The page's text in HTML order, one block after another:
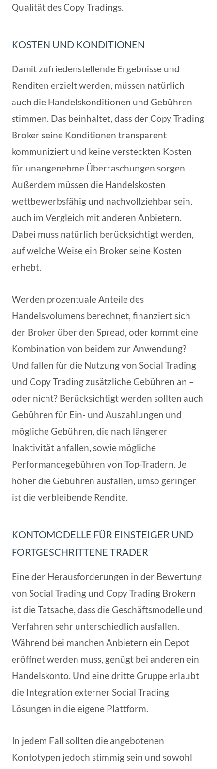
Qualität des Copy Tradings.
KOSTEN UND KONDITIONEN
Damit zufriedenstellende Ergebnisse und
Renditen erzielt werden, müssen natürlich
auch die Handelskonditionen und Gebühren
stimmen. Das beinhaltet, dass der Copy Trading
Broker seine Konditionen transparent
kommuniziert und keine versteckten Kosten
für unangenehme Überraschungen sorgen.
Außerdem müssen die Handelskosten
wettbewerbsfähig und nachvollziehbar sein,
auch im Vergleich mit anderen Anbietern.
Dabei muss natürlich berücksichtigt werden,
auf welche Weise ein Broker seine Kosten
erhebt.
Werden prozentuale Anteile des
Handelsvolumens berechnet, finanziert sich
der Broker über den Spread, oder kommt eine
Kombination von beidem zur Anwendung?
Und fallen für die Nutzung von Social Trading
und Copy Trading zusätzliche Gebühren an –
oder nicht? Berücksichtigt werden sollten auch
Gebühren für Ein- und Auszahlungen und
mögliche Gebühren, die nach längerer
Inaktivität anfallen, sowie mögliche
Performancegebühren von Top-Tradern. Je
höher die Gebühren ausfallen, umso geringer
ist die verbleibende Rendite.
KONTOMODELLE FÜR EINSTEIGER UND
FORTGESCHRITTENE TRADER
Eine der Herausforderungen in der Bewertung
von Social Trading und Copy Trading Brokern
ist die Tatsache, dass die Geschäftsmodelle und
Verfahren sehr unterschiedlich ausfallen.
Während bei manchen Anbietern ein Depot
eröffnet werden muss, genügt bei anderen ein
Handelskonto. Und eine dritte Gruppe erlaubt
die Integration externer Social Trading
Lösungen in die eigene Plattform.
In jedem Fall sollten die angebotenen
Kontotypen jedoch stimmig sein und sowohl